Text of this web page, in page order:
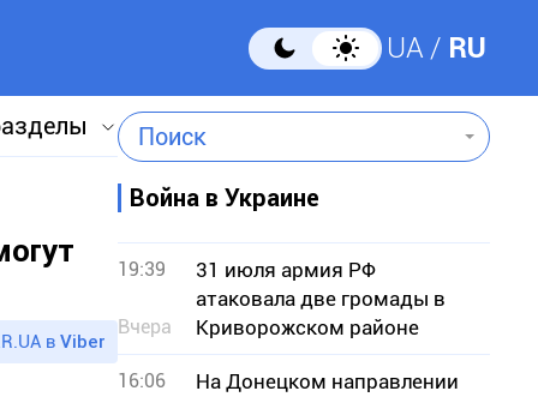
UA RU
Поиск
в Viber
Война в Украине
19:39
Вчера
31 июля армия РФ
атаковала две громады в
Криворожском районе
16:06
На Донецком направлении